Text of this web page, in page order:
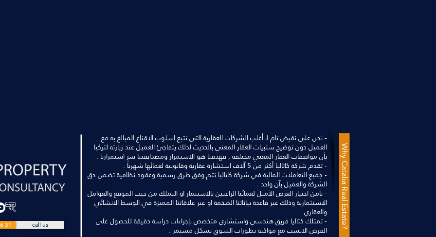
call us
31 Why Catalia Real Estate?
- نحن على نقيض تام لـ أغلب الشركات العقارية التي تتبع اسلوب الاقناع المبالغ به مع
العميل دون توضيح سلبيات العقار المعني بالحديث لذلك يتفاجئ العميل عند زيارته لتركيا
بأن مواصفات العقار المعني مختلفة , فهذفنا هو الاستمرار ومصدايقتنا سر استمرارنا .
- تقدم شركة كاتاليا أكثر من 5 آلاف استشارة عقارية وقانونية لعمائها شهرياً .
- جميع التعاملات المالية في شركة كاتاليا تتم وفق طرق رسمية وعقود نظامية تضمن حق
الشركة والعميل بآن واحد .
- نأمن اختيار العرض الأمثل لعمائنا الراغبين بالاستثمار او التملك من حيث الموقع والعوامل
الاستثمارية وذلك عبر قاعدة بياناتنا الضخمة او عبر علاقاتنا المميزة في الوسط الانشائي
والعقاري .
- تمتلك كتاليا فريق هندسي واستشاري متخصص بإجراءات دراسة دقيقة للحصول على
الفرص الانسب مع مواكبة تطورات السوق بشكل مستمر .